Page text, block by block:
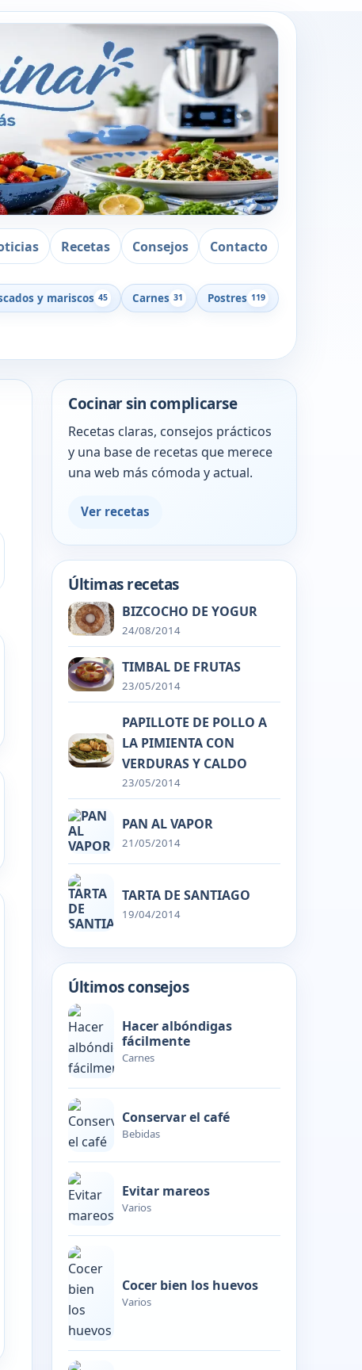
Recetas Consejos Contacto
y mariscos 45 Carnes 31 Postres 119
Cocinar sin complicarse
Recetas claras, consejos prácticos
y una base de recetas que merece
una web más cómoda y actual.
Ver recetas
Últimas recetas
BIZCOCHO DE YOGUR
24/08/2014
TIMBAL DE FRUTAS
23/05/2014
PAPILLOTE DE POLLO A
LA PIMIENTA CON
VERDURAS Y CALDO
23/05/2014
PAN AL VAPOR
21/05/2014
TARTA DE SANTIAGO
19/04/2014
Últimos consejos
Hacer albóndigas
fácilmente
Carnes
Conservar el café
Bebidas
Evitar mareos
Varios
Cocer bien los huevos
Varios